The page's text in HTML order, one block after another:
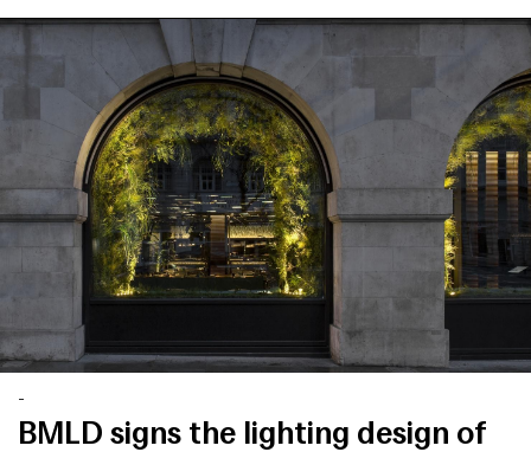
-
BMLD signs the lighting design of